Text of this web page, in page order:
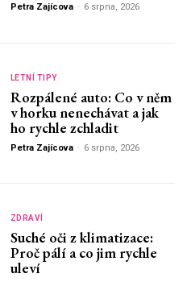
Petra Zajícova - 6 srpna, 2026
LETNÍ TIPY
Rozpálené auto: Co v něm
v horku nenechávat a jak
ho rychle zchladit
Petra Zajícova - 6 srpna, 2026
ZDRAVÍ
Suché oči z klimatizace:
Proč pálí a co jim rychle
uleví